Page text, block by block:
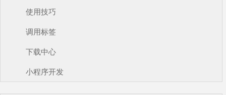
使用技巧
调用标签
下载中心
小程序开发